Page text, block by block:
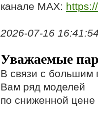
канале МАХ:
2026-07-16
Уважаемые
В связи с большим
Вам ряд моделей
по сниженной цене